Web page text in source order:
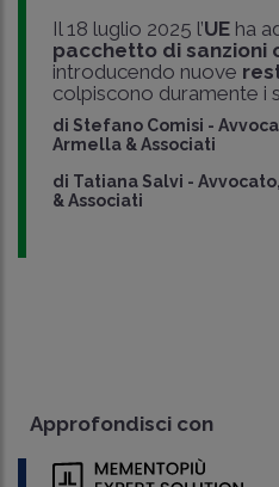
Il 18 luglio 2025 l’UEha
pacchetto di sanzioni
introducendo nuove
colpiscono duramente i
di Stefano Comisi -
Armella & Associati
di Tatiana Salvi -
& Associati
Approfondisci con